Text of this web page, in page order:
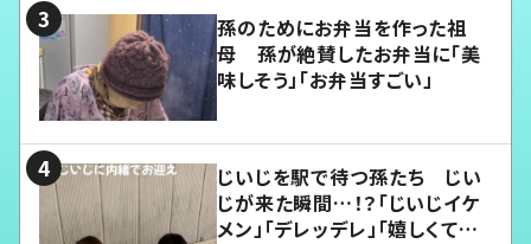
孫のためにお弁当を作った祖
母 孫が絶賛したお弁当に「美
味しそう」「お弁当すごい」
じいじを駅で待つ孫たち じい
じが来た瞬間…！？「じいじイケ
メン」「デレッデレ」「嬉しくて可